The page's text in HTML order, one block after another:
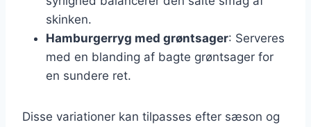
skinken.
Hamburgerryg med grøntsager: Serveres
med en blanding af bagte grøntsager for
en sundere ret.
Disse variationer kan tilpasses efter sæson og